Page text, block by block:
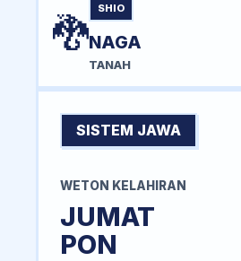
🐉
SHIO
NAGA
TANAH
SISTEM JAWA
WETON KELAHIRAN
JUMAT
PON